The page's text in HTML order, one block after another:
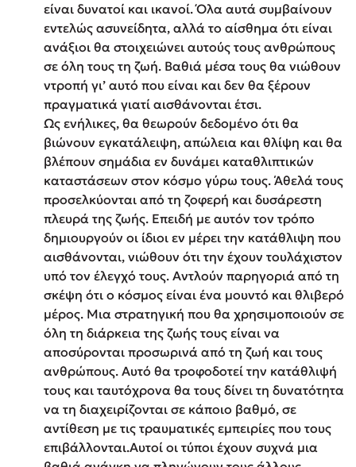
είναι δυνατοί και ικανοί. Όλα αυτά συμβαίνουν
εντελώς ασυνείδητα, αλλά το αίσθημα ότι είναι
ανάξιοι θα στοιχειώνει αυτούς τους ανθρώπους
σε όλη τους τη ζωή. Βαθιά μέσα τους θα νιώθουν
ντροπή γι’ αυτό που είναι και δεν θα ξέρουν
πραγματικά γιατί αισθάνονται έτσι.
Ως ενήλικες, θα θεωρούν δεδομένο ότι θα
βιώνουν εγκατάλειψη, απώλεια και θλίψη και θα
βλέπουν σημάδια εν δυνάμει καταθλιπτικών
καταστάσεων στον κόσμο γύρω τους. Άθελά τους
προσελκύονται από τη ζοφερή και δυσάρεστη
πλευρά της ζωής. Επειδή με αυτόν τον τρόπο
δημιουργούν οι ίδιοι εν μέρει την κατάθλιψη που
αισθάνονται, νιώθουν ότι την έχουν τουλάχιστον
υπό τον έλεγχό τους. Αντλούν παρηγοριά από τη
σκέψη ότι ο κόσμος είναι ένα μουντό και θλιβερό
μέρος. Μια στρατηγική που θα χρησιμοποιούν σε
όλη τη διάρκεια της ζωής τους είναι να
αποσύρονται προσωρινά από τη ζωή και τους
ανθρώπους. Αυτό θα τροφοδοτεί την κατάθλιψή
τους και ταυτόχρονα θα τους δίνει τη δυνατότητα
να τη διαχειρίζονται σε κάποιο βαθμό, σε
αντίθεση με τις τραυματικές εμπειρίες που τους
επιβάλλονται.Αυτοί οι τύποι έχουν συχνά μια